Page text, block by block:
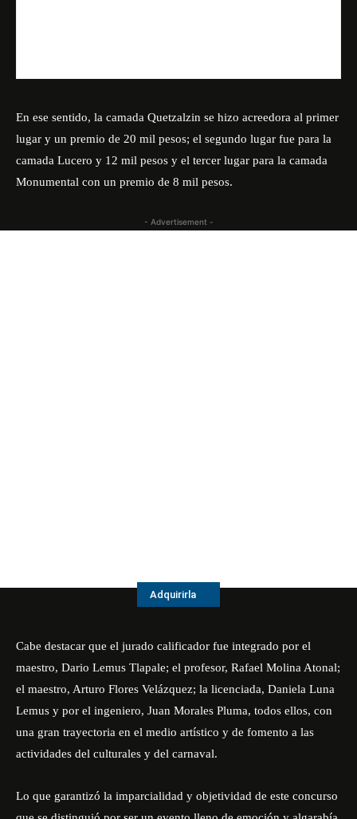
En ese sentido, la camada Quetzalzin se hizo acreedora al primer
lugar y un premio de 20 mil pesos; el segundo lugar fue para la
camada Lucero y 12 mil pesos y el tercer lugar para la camada
Monumental con un premio de 8 mil pesos.
- Advertisement -
Adquirirla
Cabe destacar que el jurado calificador fue integrado por el
maestro, Dario Lemus Tlapale; el profesor, Rafael Molina Atonal;
el maestro, Arturo Flores Velázquez; la licenciada, Daniela Luna
Lemus y por el ingeniero, Juan Morales Pluma, todos ellos, con
una gran trayectoria en el medio artístico y de fomento a las
actividades del culturales y del carnaval.
Lo que garantizó la imparcialidad y objetividad de este concurso